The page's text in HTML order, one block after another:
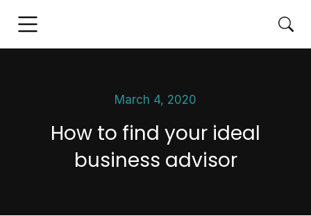
March 4, 2020
How to find your ideal
business advisor